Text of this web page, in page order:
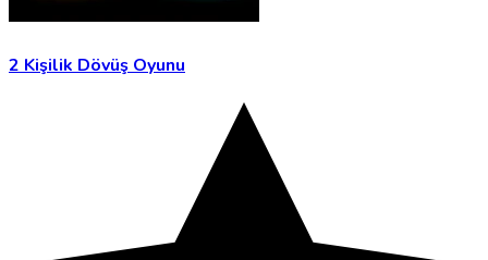
2 Kişilik Dövüş Oyunu